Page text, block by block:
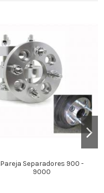
Pareja Separadores 900 -
9000